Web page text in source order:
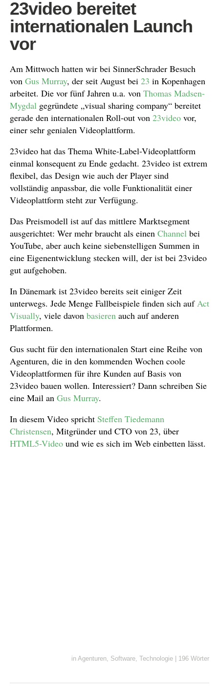
23video bereitet
internationalen Launch
vor
Am Mittwoch hatten wir bei SinnerSchrader Besuch
von Gus Murray, der seit August bei 23 in Kopenhagen
arbeitet. Die vor fünf Jahren u.a. von Thomas Madsen-
Mygdal gegründete „visual sharing company“ bereitet
gerade den internationalen Roll-out von 23video vor,
einer sehr genialen Videoplattform.
23video hat das Thema White-Label-Videoplattform
einmal konsequent zu Ende gedacht. 23video ist extrem
flexibel, das Design wie auch der Player sind
vollständig anpassbar, die volle Funktionalität einer
Videoplattform steht zur Verfügung.
Das Preismodell ist auf das mittlere Marktsegment
ausgerichtet: Wer mehr braucht als einen Channel bei
YouTube, aber auch keine siebenstelligen Summen in
eine Eigenentwicklung stecken will, der ist bei 23video
gut aufgehoben.
In Dänemark ist 23video bereits seit einiger Zeit
unterwegs. Jede Menge Fallbeispiele finden sich auf Act
Visually, viele davon basieren auch auf anderen
Plattformen.
Gus sucht für den internationalen Start eine Reihe von
Agenturen, die in den kommenden Wochen coole
Videoplattformen für ihre Kunden auf Basis von
23video bauen wollen. Interessiert? Dann schreiben Sie
eine Mail an Gus Murray.
In diesem Video spricht Steffen Tiedemann
Christensen, Mitgründer und CTO von 23, über
HTML5-Video und wie es sich im Web einbetten lässt.
in Agenturen Software Technologie | 196 Wörter